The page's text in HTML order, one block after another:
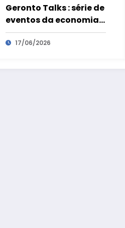
Geronto Talks : série de
eventos da economia
prateada são
preparatórios para a
17/06/2026